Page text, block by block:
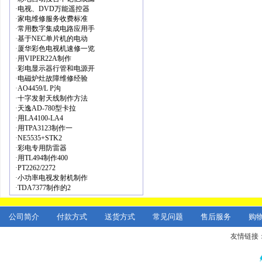
·电视、DVD万能遥控器
·家电维修服务收费标准
·常用数字集成电路应用手
·基于NEC单片机的电动
·厦华彩色电视机速修一览
·用VIPER22A制作
·彩电显示器行管和电源开
·电磁炉灶故障维修经验
·AO4459/L P沟
·十字发射天线制作方法
·天逸AD-780型卡拉
·用LA4100-LA4
·用TPA3123制作一
·NE5535+STK2
·彩电专用防雷器
·用TL494制作400
·PT2262/2272
·小功率电视发射机制作
·TDA7377制作的2
公司简介 付款方式 送货方式 常见问题 售后服务 购
友情链接